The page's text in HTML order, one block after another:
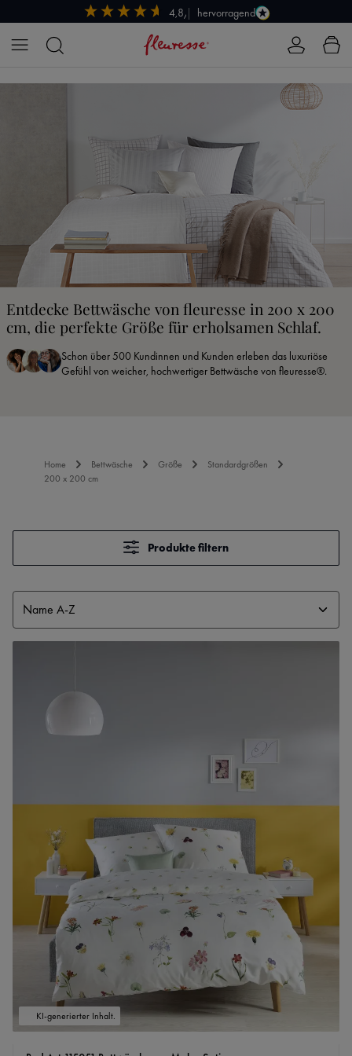
Zum Hauptinhalt springen hervorragend
4,8/5
Entdecke Bettwäsche von fleuresse in 200 x 200
cm, die perfekte Größe für erholsamen Schlaf.
Schon über 500 Kundinnen und Kunden erleben das luxuriöse
Gefühl von weicher, hochwertiger Bettwäsche von fleuresse®.
Home Bettwäsche Größe
Standardgrößen
200 x 200 cm
Produkte filtern
KI-generierter Inhalt.